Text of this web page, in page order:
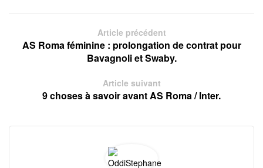
Article précédent
AS Roma féminine : prolongation de contrat pour
Bavagnoli et Swaby.
Article suivant
9 choses à savoir avant AS Roma / Inter.